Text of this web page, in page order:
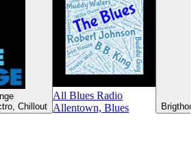
Chillout
All Blues Radio
Allentown, Blues